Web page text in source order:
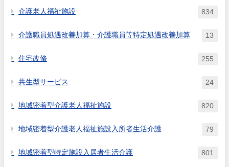
介護老人福祉施設 834
介護職員処遇改善加算・介護職員等特定処遇改善加算 13
住宅改修 255
共生型サービス 24
地域密着型介護老人福祉施設 820
地域密着型介護老人福祉施設入所者生活介護 79
地域密着型特定施設入居者生活介護 801